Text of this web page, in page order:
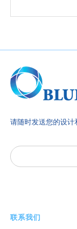
请随时发送您的设计
联系我们